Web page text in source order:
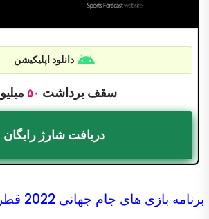
دانلود اپلیکیشن
سقف برداشت ۵۰
دریافت شارژ رایگان
برنامه بازی های جام جهانی 2022 قطر